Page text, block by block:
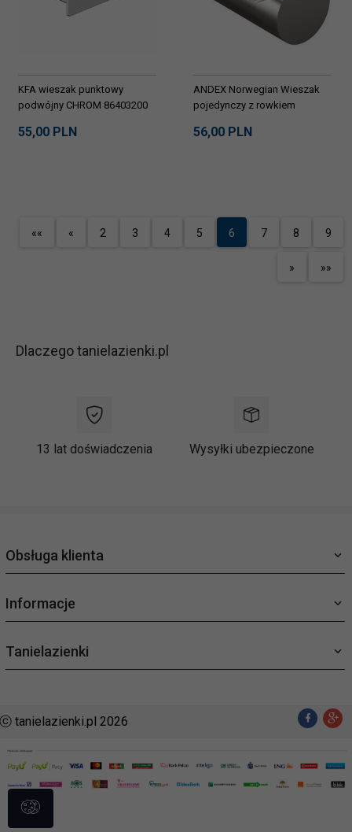
KFA wieszak punktowy
podwójny CHROM 86403200
55,00 PLN
ANDEX Norwegian Wieszak
pojedynczy z rowkiem
nierdzewna polerowana
56,00 PLN
«« « 2 3 4 5 6 7 8 9
» »»
Dlaczego tanielazienki.pl
13 lat doświadczenia Wysyłki ubezpieczone
Obsługa klienta
Informacje
Tanielazienki
sklep@tanielazienki.pl
ⓒ tanielazienki.pl 2026